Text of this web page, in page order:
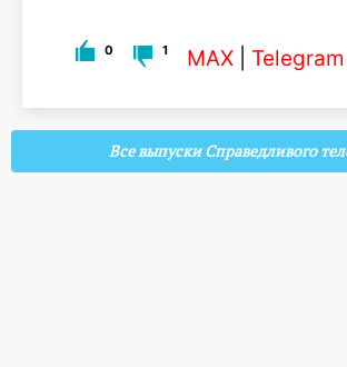
0 1 MAX Telegram
Все выпуски Справедливого